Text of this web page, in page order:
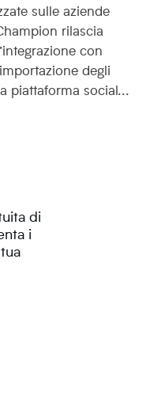
sulle aziende
rilascia
con
degli
piattaforma social...
di
i